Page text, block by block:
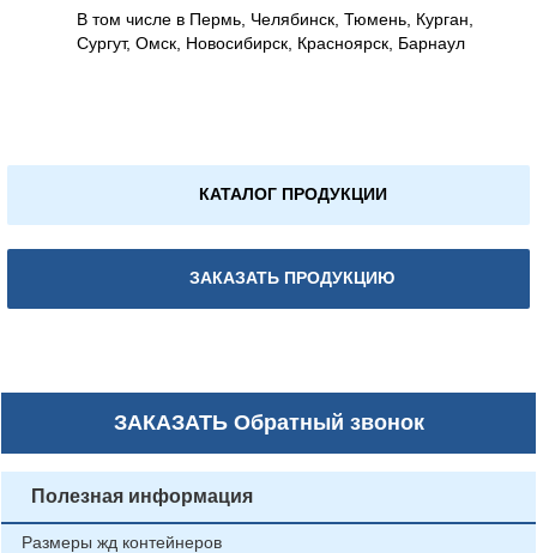
В том числе в Пермь, Челябинск, Тюмень, Курган,
Сургут, Омск, Новосибирск, Красноярск, Барнаул
КАТАЛОГ ПРОДУКЦИИ
ЗАКАЗАТЬ ПРОДУКЦИЮ
ЗАКАЗАТЬОбратный звонок
Полезная информация
Размеры жд контейнеров